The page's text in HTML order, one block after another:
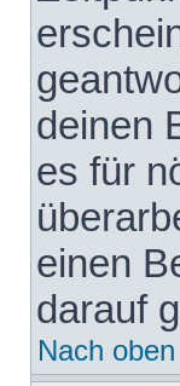
deinen
es für
einen
darauf
Nach oben